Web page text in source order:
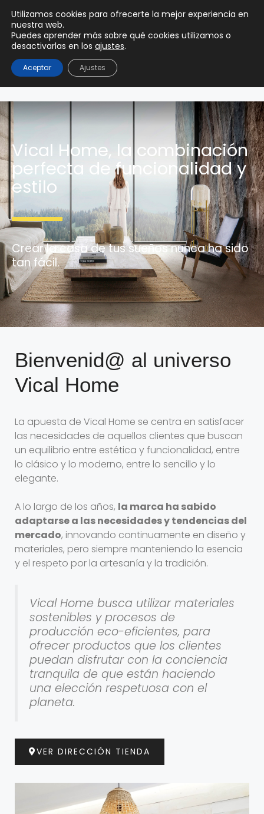
0,00€
Vical Home, la combinación
perfecta de funcionalidad y
estilo
Crear la casa de tus sueños nunca ha sido
tan fácil.
Bienvenid@ al universo
Vical Home
La apuesta de Vical Home se centra en satisfacer
las necesidades de aquellos clientes que buscan
un equilibrio entre estética y funcionalidad, entre
lo clásico y lo moderno, entre lo sencillo y lo
elegante.
A lo largo de los años, la marca ha sabido
adaptarse a las necesidades y tendencias del
mercado, innovando continuamente en diseño y
materiales, pero siempre manteniendo la esencia
y el respeto por la artesanía y la tradición.
Vical Home busca utilizar materiales
sostenibles y procesos de
producción eco-eficientes, para
ofrecer productos que los clientes
puedan disfrutar con la conciencia
tranquila de que están haciendo
una elección respetuosa con el
planeta.
VER DIRECCIÓN TIENDA
Utilizamos cookies para ofrecerte la mejor experiencia en
nuestra web.
Puedes aprender más sobre qué cookies utilizamos o
desactivarlas en los ajustes.
Aceptar Ajustes